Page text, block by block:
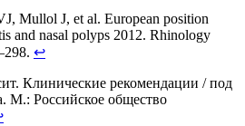
Mullol J, et al. European position
and nasal polyps 2012. Rhinology
↩
Клинические рекомендации / под
М.: Российское общество